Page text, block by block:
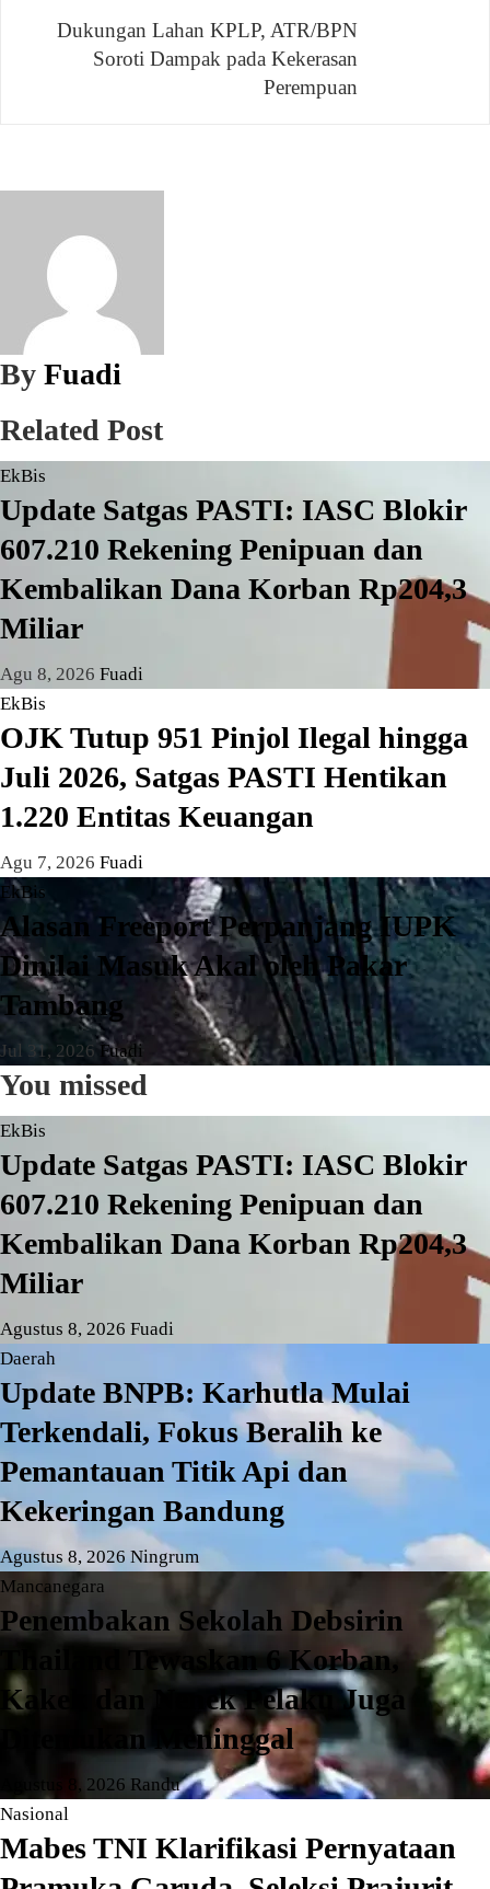
Dukungan Lahan KPLP, ATR/BPN
Soroti Dampak pada Kekerasan
Perempuan
By Fuadi
Related Post
EkBis
Update Satgas PASTI: IASC Blokir
607.210 Rekening Penipuan dan
Kembalikan Dana Korban Rp204,3
Miliar
Agu 8, 2026 Fuadi
EkBis
OJK Tutup 951 Pinjol Ilegal hingga
Juli 2026, Satgas PASTI Hentikan
1.220 Entitas Keuangan
Agu 7, 2026 Fuadi
EkBis
Alasan Freeport Perpanjang IUPK
Dinilai Masuk Akal oleh Pakar
Tambang
Jul 31, 2026 Fuadi
You missed
EkBis
Update Satgas PASTI: IASC Blokir
607.210 Rekening Penipuan dan
Kembalikan Dana Korban Rp204,3
Miliar
Agustus 8, 2026 Fuadi
Daerah
Update BNPB: Karhutla Mulai
Terkendali, Fokus Beralih ke
Pemantauan Titik Api dan
Kekeringan Bandung
Agustus 8, 2026 Ningrum
Mancanegara
Penembakan Sekolah Debsirin
Thailand Tewaskan 6 Korban,
Kakek dan Nenek Pelaku Juga
Ditemukan Meninggal
Agustus 8, 2026 Randu
Nasional
Mabes TNI Klarifikasi Pernyataan